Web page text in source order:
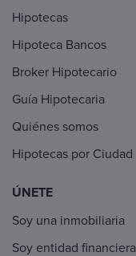
Hipotecas
Hipoteca Bancos
Broker Hipotecario
Guía Hipotecaria
Quiénes somos
Hipotecas por Ciudad
ÚNETE
Soy una inmobiliaria
Soy entidad financiera